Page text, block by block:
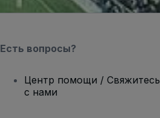
Есть вопросы?
Центр помощи / Свяжитесь
с нами